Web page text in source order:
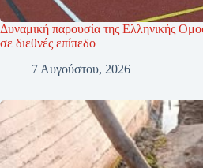
Δυναμική παρουσία της Ελληνικής
σε διεθνές επίπεδο
7 Αυγούστου, 2026